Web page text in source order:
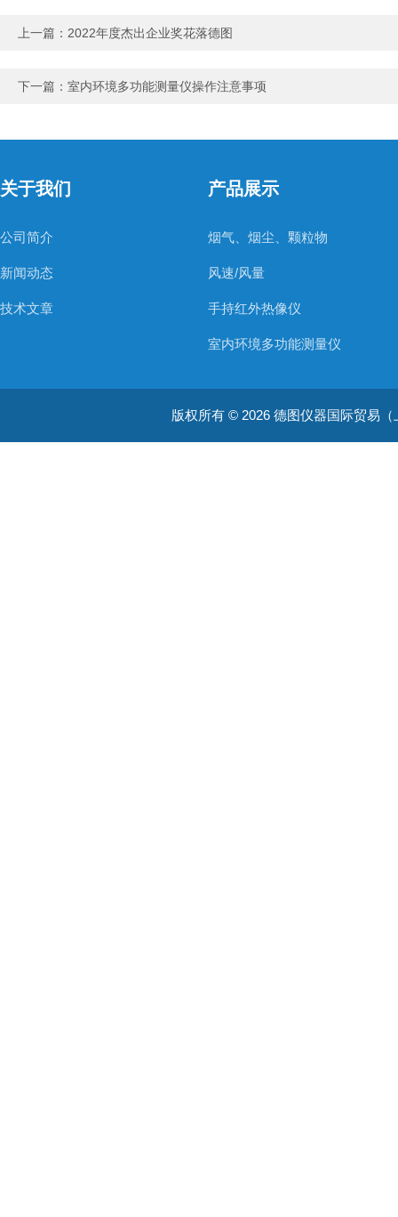
上一篇： 2022年度杰出企业奖花落德图
下一篇： 室内环境多功能测量仪操作注意事项
关于我们
公司简介
新闻动态
技术文章
产品展示
烟气、烟尘、颗粒物
风速/风量
手持红外热像仪
室内环境多功能测量仪
温湿度仪器
版权所有 © 2026 德图仪器国际贸易